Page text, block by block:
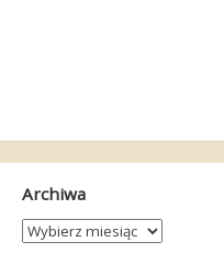
Archiwa
Archiwa